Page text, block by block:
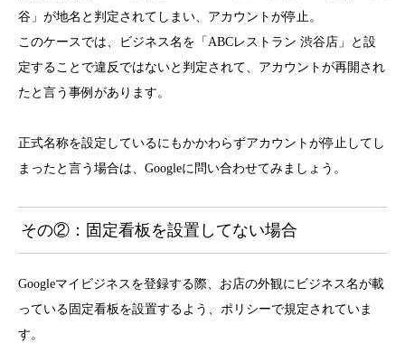
谷」が地名と判定されてしまい、アカウントが停止。
このケースでは、ビジネス名を「ABCレストラン 渋谷店」と設
定することで違反ではないと判定されて、アカウントが再開され
たと言う事例があります。
正式名称を設定しているにもかかわらずアカウントが停止してし
まったと言う場合は、Googleに問い合わせてみましょう。
その②：固定看板を設置してない場合
Googleマイビジネスを登録する際、お店の外観にビジネス名が載
っている固定看板を設置するよう、ポリシーで規定されていま
す。